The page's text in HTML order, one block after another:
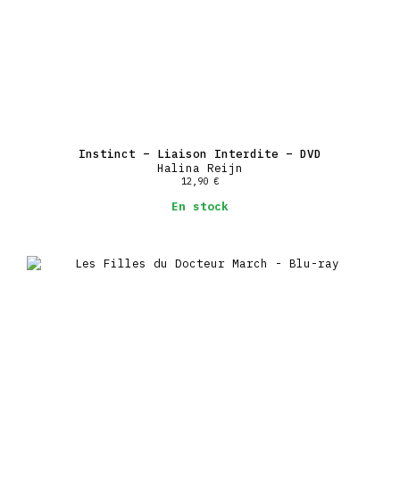
Instinct – Liaison Interdite – DVD
Halina Reijn
12,90 €
En stock